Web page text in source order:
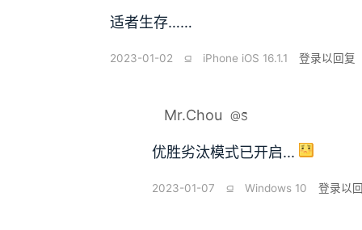
适者生存……
2023-01-02 ⫑ iPhone iOS 16.1.1 登录以回复
Mr.Chou @S̆̈
优胜劣汰模式已开启...
2023-01-07 ⫑ Windows 10 登录以